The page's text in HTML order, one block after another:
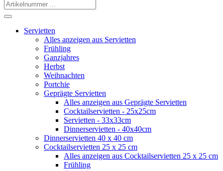
Servietten
Alles anzeigen aus Servietten
Frühling
Ganzjahres
Herbst
Weihnachten
Portchie
Geprägte Servietten
Alles anzeigen aus Geprägte Servietten
Cocktailservietten - 25x25cm
Servietten - 33x33cm
Dinnerservietten - 40x40cm
Dinnerservietten 40 x 40 cm
Cocktailservietten 25 x 25 cm
Alles anzeigen aus Cocktailservietten 25 x 25 cm
Frühling